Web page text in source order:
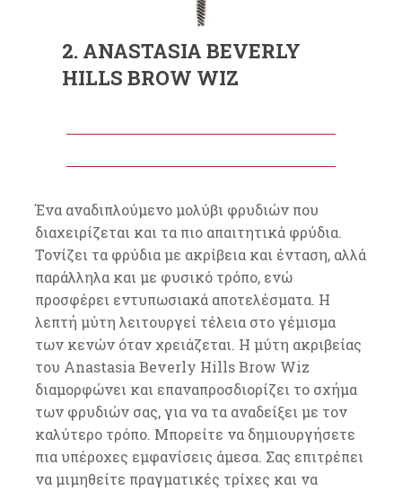
2. ANASTASIA BEVERLY
HILLS BROW WIZ
Ένα αναδιπλούμενο μολύβι φρυδιών που
διαχειρίζεται και τα πιο απαιτητικά φρύδια.
Τονίζει τα φρύδια με ακρίβεια και ένταση, αλλά
παράλληλα και με φυσικό τρόπο, ενώ
προσφέρει εντυπωσιακά αποτελέσματα. Η
λεπτή μύτη λειτουργεί τέλεια στο γέμισμα
των κενών όταν χρειάζεται. Η μύτη ακριβείας
του Anastasia Beverly Hills Brow Wiz
διαμορφώνει και επαναπροσδιορίζει το σχήμα
των φρυδιών σας, για να τα αναδείξει με τον
καλύτερο τρόπο. Μπορείτε να δημιουργήσετε
πια υπέροχες εμφανίσεις άμεσα. Σας επιτρέπει
να μιμηθείτε πραγματικές τρίχες και να